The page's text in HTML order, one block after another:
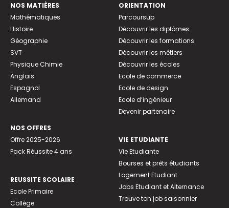
NOS MATIÈRES
Mathématiques
Histoire
Géographie
SVT
Physique Chimie
Anglais
Espagnol
Allemand
NOS OFFRES
Offre 2025-2026
Pack Réussite 4 ans
REUSSITE SCOLAIRE
Ecole Primaire
Collège
ORIENTATION
Parcoursup
Découvrir les diplômes
Découvrir les formations
Découvrir les métiers
Découvrir les écoles
Ecole de commerce
Ecole de design
Ecole d’ingénieur
Devenir partenaire
VIE ETUDIANTE
Vie Etudiante
Bourses et prêts étudiants
Logement Etudiant
Jobs Etudiant et Alternance
Trouve ton job saisonnier